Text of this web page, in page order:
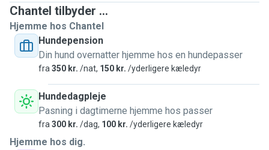
Chantel tilbyder ...
Hjemme hos Chantel
Hundepension
Din hund overnatter hjemme hos en hundepasser
fra 350 kr. /nat, 150 kr. /yderligere kæledyr
Hundedagpleje
Pasning i dagtimerne hjemme hos passer
fra 300 kr. /dag, 100 kr. /yderligere kæledyr
Hjemme hos dig.